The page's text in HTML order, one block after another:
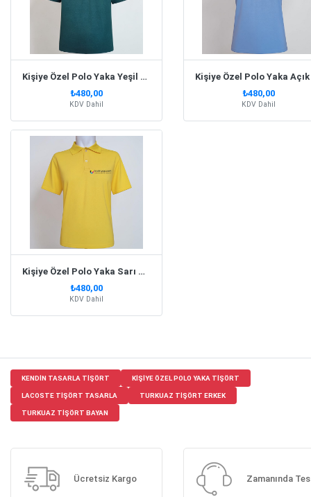
Kişiye Özel Polo Yaka Yeşil Tişört
₺480,00
KDV Dahil
₺480,00
KDV Dahil
Kişiye Özel Polo Yaka Sarı Tişört
₺480,00
KDV Dahil
KENDIN TASARLA TIŞÖRT KIŞIYE ÖZEL POLO YAKA TIŞÖRT
LACOSTE TIŞÖRT TASARLA TURKUAZ TIŞÖRT ERKEK
TURKUAZ TIŞÖRT BAYAN
Ücretsiz Kargo Zamanında